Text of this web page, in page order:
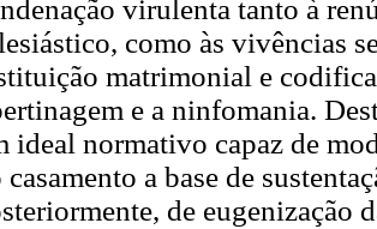
virulenta tanto à
como às vivências
matrimonial e
e a ninfomania.
ideal normativo capaz de
casamento a base de
de eugenização